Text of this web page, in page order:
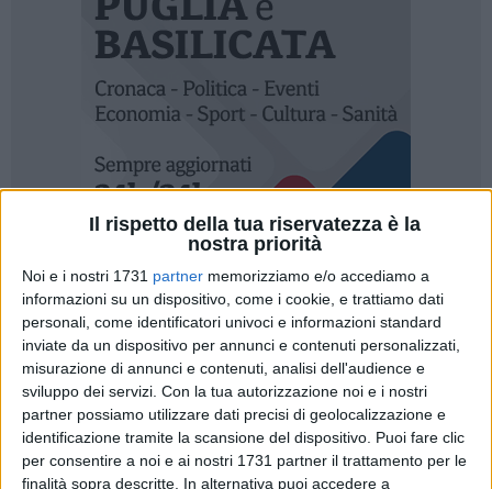
Il rispetto della tua riservatezza è la
nostra priorità
Noi e i nostri 1731 partner memorizziamo e/o accediamo a
informazioni su un dispositivo, come i cookie, e trattiamo dati
personali, come identificatori univoci e informazioni standard
inviate da un dispositivo per annunci e contenuti personalizzati,
misurazione di annunci e contenuti, analisi dell'audience e
sviluppo dei servizi. Con la tua autorizzazione noi e i nostri
partner possiamo utilizzare dati precisi di geolocalizzazione e
identificazione tramite la scansione del dispositivo. Puoi fare clic
per consentire a noi e ai nostri 1731 partner il trattamento per le
finalità sopra descritte. In alternativa puoi accedere a
Il 14 febbraio, in occasione di San Valentino, il Museo
nazionale di Matera invita a visitare le sue mostre e le sue
collezioni con due proposte dedicate a tutti coloro che si
amano. Le coppie che accederanno alle sedi Ridola e
Lanfranchi, non solo coniugi e fidanzati, ma anche amici e
parenti, pagheranno un solo biglietto di ingresso anziché
due.